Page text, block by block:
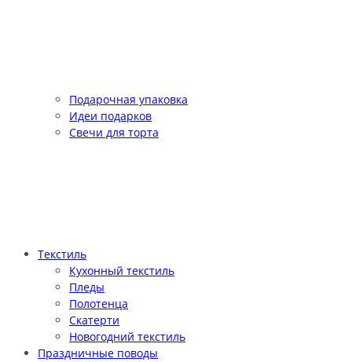
Подарочная упаковка
Идеи подарков
Свечи для торта
Текстиль
Кухонный текстиль
Пледы
Полотенца
Скатерти
Новогодний текстиль
Праздничные поводы